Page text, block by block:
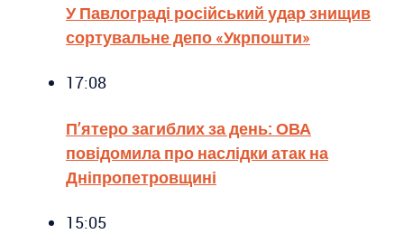
У Павлограді російський удар знищив
сортувальне депо «Укрпошти»
17:08
П’ятеро загиблих за день: ОВА
повідомила про наслідки атак на
Дніпропетровщині
15:05